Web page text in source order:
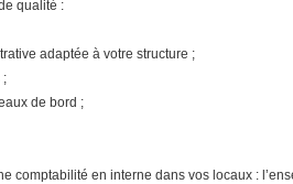
qualité :
adaptée à votre structure ;
;
de bord ;
comptabilité en interne dans vos locaux :